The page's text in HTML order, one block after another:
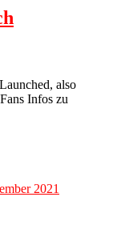
also
Infos zu
2021